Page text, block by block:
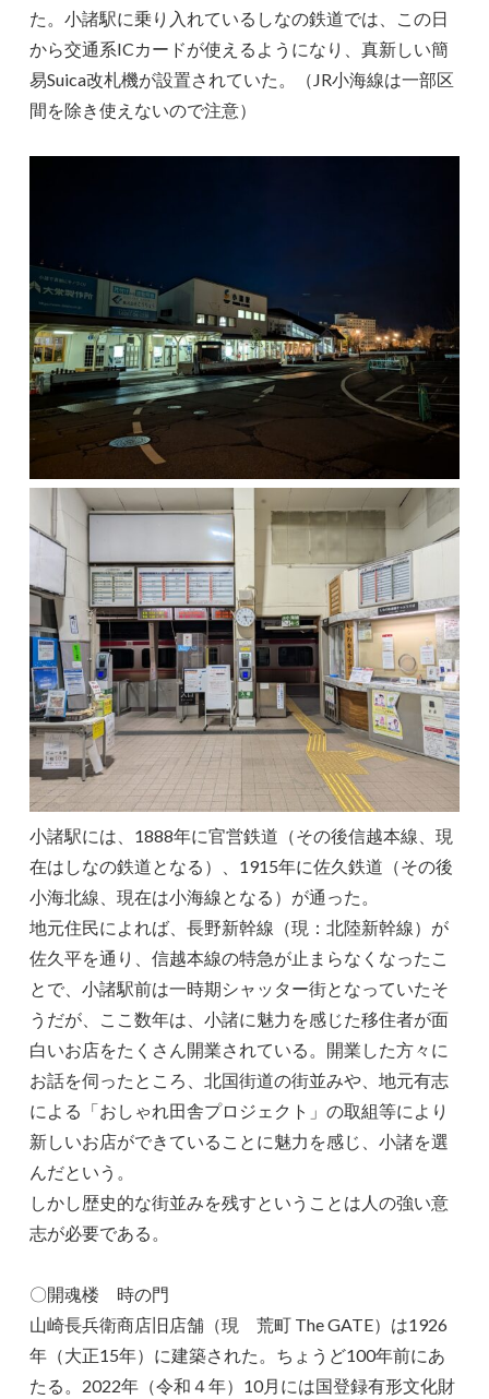
た。小諸駅に乗り入れているしなの鉄道では、この日
から交通系ICカードが使えるようになり、真新しい簡
易Suica改札機が設置されていた。（JR小海線は一部区
間を除き使えないので注意）
小諸駅には、1888年に官営鉄道（その後信越本線、現
在はしなの鉄道となる）、1915年に佐久鉄道（その後
小海北線、現在は小海線となる）が通った。
地元住民によれば、長野新幹線（現：北陸新幹線）が
佐久平を通り、信越本線の特急が止まらなくなったこ
とで、小諸駅前は一時期シャッター街となっていたそ
うだが、ここ数年は、小諸に魅力を感じた移住者が面
白いお店をたくさん開業されている。開業した方々に
お話を伺ったところ、北国街道の街並みや、地元有志
による「おしゃれ田舎プロジェクト」の取組等により
新しいお店ができていることに魅力を感じ、小諸を選
んだという。
しかし歴史的な街並みを残すということは人の強い意
志が必要である。
〇開魂楼 時の門
山崎長兵衛商店旧店舗（現 荒町 The GATE）は1926
年（大正15年）に建築された。ちょうど100年前にあ
たる。2022年（令和４年）10月には国登録有形文化財